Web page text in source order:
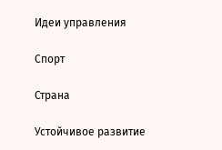
Идеи управления
Спорт
Страна
Устойчивое развитие